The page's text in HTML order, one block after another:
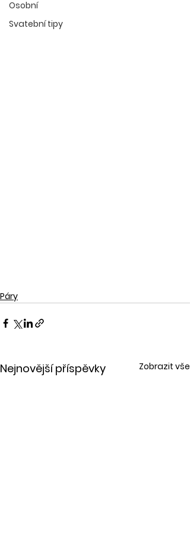
Osobní
Svatební tipy
Páry
Nejnovější příspěvky Zobrazit vše